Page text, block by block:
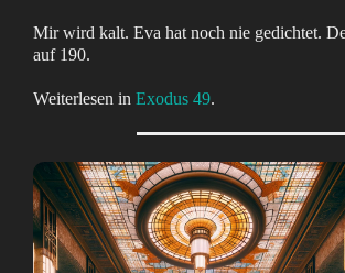
Mir wird kalt. Eva hat noch nie gedichtet.
auf 190.
Weiterlesen in Exodus 49.